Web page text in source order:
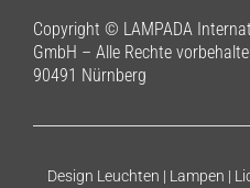
Copyright © LAMPADA
GmbH – Alle Rechte
90491 Nürnberg
Design Leuchten | Lampen |